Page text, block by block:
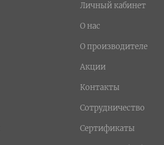
Личный кабинет
О нас
О производителе
Акции
Контакты
Сотрудничество
Сертификаты